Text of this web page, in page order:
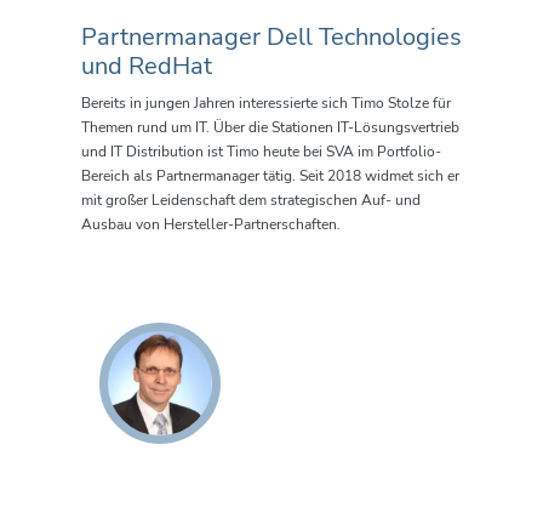
Partnermanager Dell Technologies
und RedHat
Bereits in jungen Jahren interessierte sich Timo Stolze für
Themen rund um IT. Über die Stationen IT-Lösungsvertrieb
und IT Distribution ist Timo heute bei SVA im Portfolio-
Bereich als Partnermanager tätig. Seit 2018 widmet sich er
mit großer Leidenschaft dem strategischen Auf- und
Ausbau von Hersteller-Partnerschaften.